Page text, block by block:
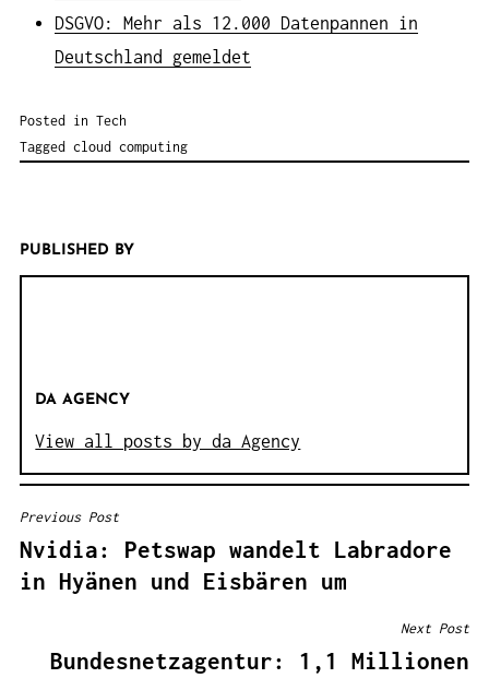
DSGVO: Mehr als 12.000 Datenpannen in
Deutschland gemeldet
Posted in Tech
Tagged cloud computing
PUBLISHED BY
DA AGENCY
View all posts by da Agency
B
E
I
Previous Post
Nvidia: Petswap wandelt Labradore
in Hyänen und Eisbären um
Next Post
Bundesnetzagentur: 1,1 Millionen